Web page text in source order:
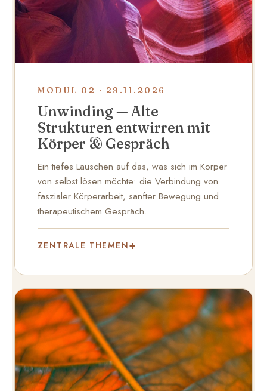
MODUL 02 · 29.11.2026
Unwinding — Alte
Strukturen entwirren mit
Körper & Gespräch
Ein tiefes Lauschen auf das, was sich im Körper
von selbst lösen möchte: die Verbindung von
faszialer Körperarbeit, sanfter Bewegung und
therapeutischem Gespräch.
ZENTRALE THEMEN